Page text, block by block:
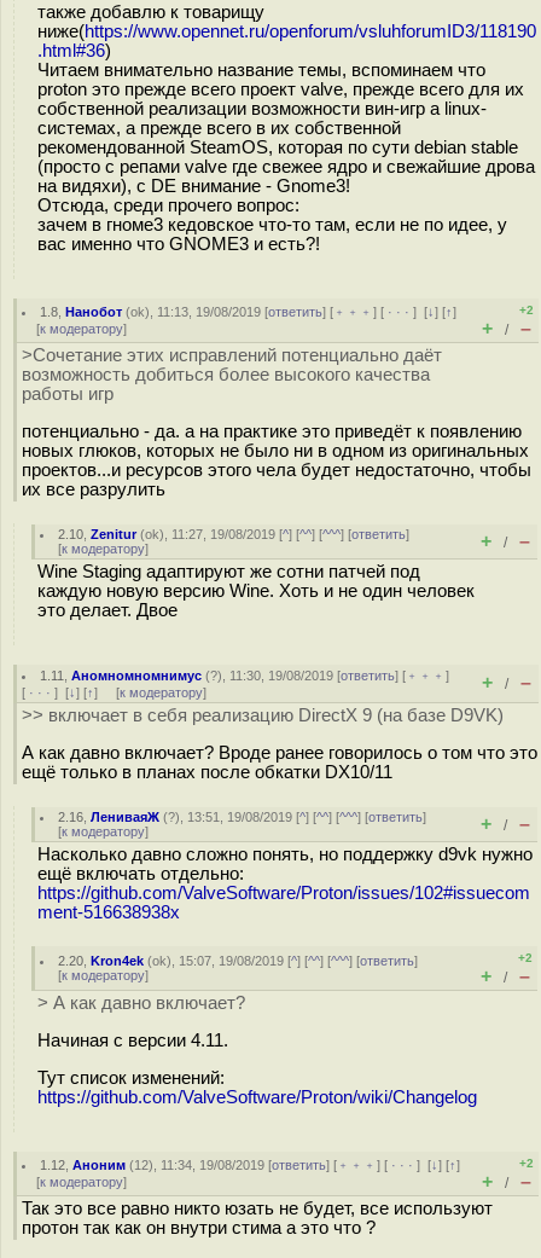
также добавлю к товарищу
ниже(https://www.opennet.ru/openforum/vsluhforumID3/118190
.html#36)
Читаем внимательно название темы, вспоминаем что
proton это прежде всего проект valve, прежде всего для их
собственной реализации возможности вин-игр а linux-
системах, а прежде всего в их собственной
рекомендованной SteamOS, которая по сути debian stable
(просто с репами valve где свежее ядро и свежайшие дрова
на видяхи), с DE внимание - Gnome3!
Отсюда, среди прочего вопрос:
зачем в гноме3 кедовское что-то там, если не по идее, у
вас именно что GNOME3 и есть?!
1.8 ,Нанобот (ok), 11:13, 19/08/2019 [ответить] [ ﹢﹢﹢] [ · · ·][↓] [↑]
[к модератору]
+2
+ / –
>Сочетание этих исправлений потенциально даёт
возможность добиться более высокого качества
работы игр
потенциально - да. а на практике это приведёт к появлению
новых глюков, которых не было ни в одном из оригинальных
проектов...и ресурсов этого чела будет недостаточно, чтобы
их все разрулить
2.10 ,Zenitur(ok), 11:27, 19/08/2019 [^] [^^] [^^^] [ответить]
[к модератору] + / –
Wine Staging адаптируют же сотни патчей под
каждую новую версию Wine. Хоть и не один человек
это делает. Двое
1.11 ,Аномномномнимус (?), 11:30, 19/08/2019 [ответить] [ ﹢﹢﹢]
[ · · · ] [↓] [↑] [к модератору] + / –
>> включает в себя реализацию DirectX 9 (на базе D9VK)
А как давно включает? Вроде ранее говорилось о том что это
ещё только в планах после обкатки DX10/11
2.16 ,ЛениваяЖ (?), 13:51, 19/08/2019 [^] [^^] [^^^] [ответить]
[к модератору] + / –
Насколько давно сложно понять, но поддержку d9vk нужно
ещё включать отдельно:
https://github.com/ValveSoftware/Proton/issues/102#issuecom
ment-516638938х
2.20 ,Kron4ek (ok), 15:07, 19/08/2019 [^] [^^] [^^^] [ответить]
[к модератору]
+2
+ / –
> А как давно включает?
Начиная с версии 4.11.
Тут список изменений:
https://github.com/ValveSoftware/Proton/wiki/Changelog
1.12 ,Аноним (12), 11:34, 19/08/2019 [ответить] [ ﹢﹢﹢] [ · · ·][↓] [↑]
[к модератору]
+2
+ / –
Так это все равно никто юзать не будет, все используют
протон так как он внутри стима а это что ?